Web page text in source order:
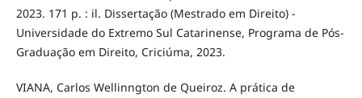
2023. 171 p. : il. Dissertação (Mestrado em Direito) -
Universidade do Extremo Sul Catarinense, Programa de Pós-
Graduação em Direito, Criciúma, 2023.
VIANA, Carlos Wellinngton de Queiroz. A prática de